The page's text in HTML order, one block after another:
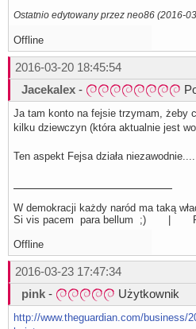
Ostatnio edytowany przez neo86 (2016-
Offline
2016-03-20 18:45:54
Jacekalex -
Ja tam konto na fejsie trzymam, żeby
kilku dziewczyn (która aktualnie jest
Ten aspekt Fejsa działa
W demokracji każdy naród ma taką
Si vis pacem para bellum ;) |
Offline
2016-03-23 17:47:34
pink - Użytkownik
http://www.theguardian.com/business/